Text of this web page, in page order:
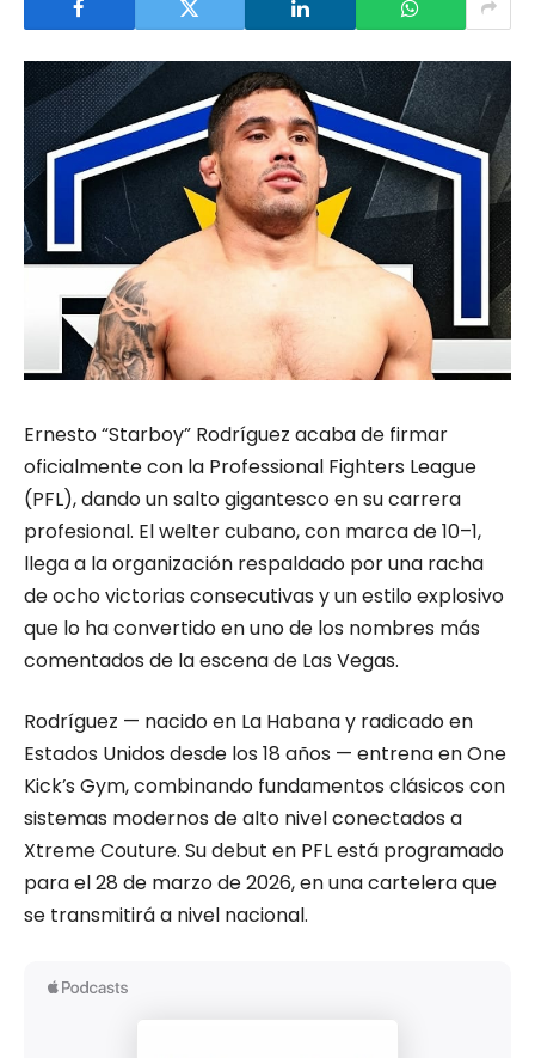
Ernesto “Starboy” Rodríguez acaba de firmar
oficialmente con la Professional Fighters League
(PFL), dando un salto gigantesco en su carrera
profesional. El welter cubano, con marca de 10–1,
llega a la organización respaldado por una racha
de ocho victorias consecutivas y un estilo explosivo
que lo ha convertido en uno de los nombres más
comentados de la escena de Las Vegas.
Rodríguez — nacido en La Habana y radicado en
Estados Unidos desde los 18 años — entrena en One
Kick’s Gym, combinando fundamentos clásicos con
sistemas modernos de alto nivel conectados a
Xtreme Couture. Su debut en PFL está programado
para el 28 de marzo de 2026, en una cartelera que
se transmitirá a nivel nacional.